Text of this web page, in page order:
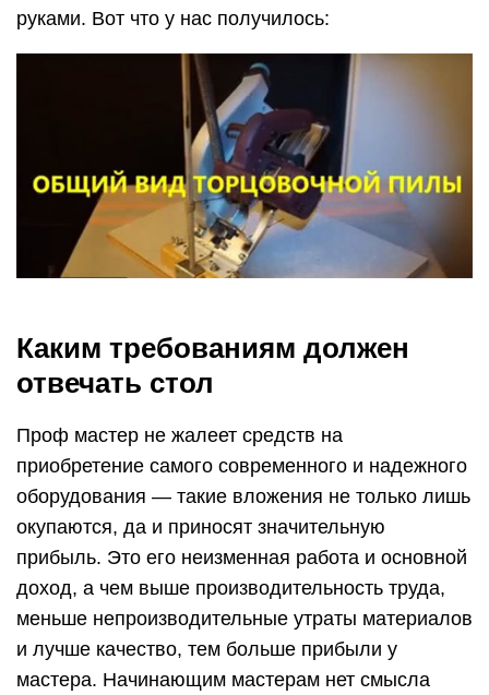
руками. Вот что у нас получилось:
Каким требованиям должен
отвечать стол
Проф мастер не жалеет средств на
приобретение самого современного и надежного
оборудования — такие вложения не только лишь
окупаются, да и приносят значительную
прибыль. Это его неизменная работа и основной
доход, а чем выше производительность труда,
меньше непроизводительные утраты материалов
и лучше качество, тем больше прибыли у
мастера. Начинающим мастерам нет смысла